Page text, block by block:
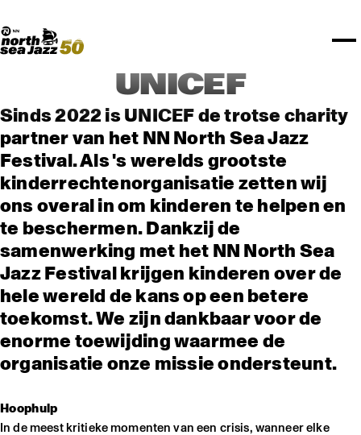
PRAKTISCH
Plattegrond
NSJ50
SPOTIFY PLAYLISTEN
PARTNERS
FESTIVAL PARTNERS
TTEP
UNICEF
MEDIA PARTNERS
Rotterdam Festivals
STËLZ
Rotterdam Tourist Information
North Sea Round Town
I love my ears
OVER NSJ
ALGEMEEN
Merchandise
Spotify playlisten
North Sea Jazz video archief
PROJECTS
Rockit Festival
Boy Edgar Prijs
Mojo Jazz mailing
AGENDA
UNICEF
Sinds 2022 is UNICEF de trotse charity
partner van het NN North Sea Jazz
Festival. Als 's werelds grootste
kinderrechtenorganisatie zetten wij
ons overal in om kinderen te helpen en
te beschermen. Dankzij de
samenwerking met het NN North Sea
Jazz Festival krijgen kinderen over de
hele wereld de kans op een betere
toekomst. We zijn dankbaar voor de
enorme toewijding waarmee de
organisatie onze missie ondersteunt.
Hoophulp
In de meest kritieke momenten van een crisis, wanneer elke